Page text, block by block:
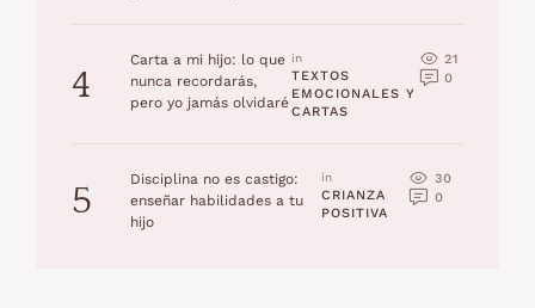
4
Carta a mi hijo: lo que
nunca recordarás,
pero yo jamás olvidaré
in
TEXTOS
EMOCIONALES Y
CARTAS
21
0
5
Disciplina no es castigo:
enseñar habilidades a tu
hijo
in
CRIANZA
POSITIVA
30
0